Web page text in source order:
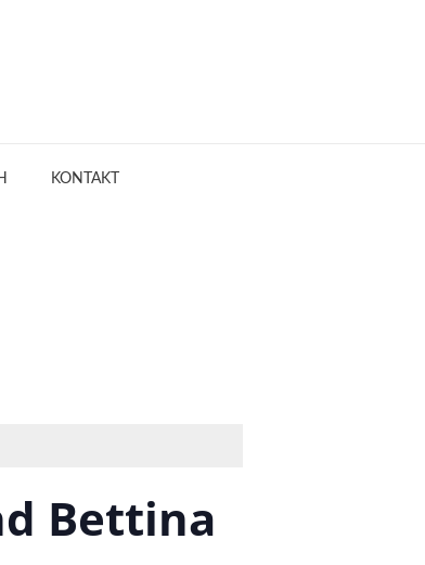
KONTAKT
Bettina